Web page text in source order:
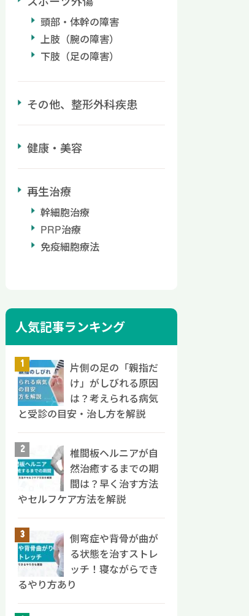
頭部・体幹の障害
上肢（腕の障害）
下肢（足の障害）
その他、整形外科疾患
健康・美容
再生治療
幹細胞治療
PRP治療
免疫細胞療法
人気記事ランキング
片側の足の「親指だ
け」がしびれる原因
は？考えられる病気
と受診の目安・治し方を解説
椎間板ヘルニアが自
然治癒するまでの期
間は？早く治す方法
やセルフケア方法を解説
側弯症や背骨が曲が
る状態を治すストレ
ッチ！寝ながらでき
るやり方あり